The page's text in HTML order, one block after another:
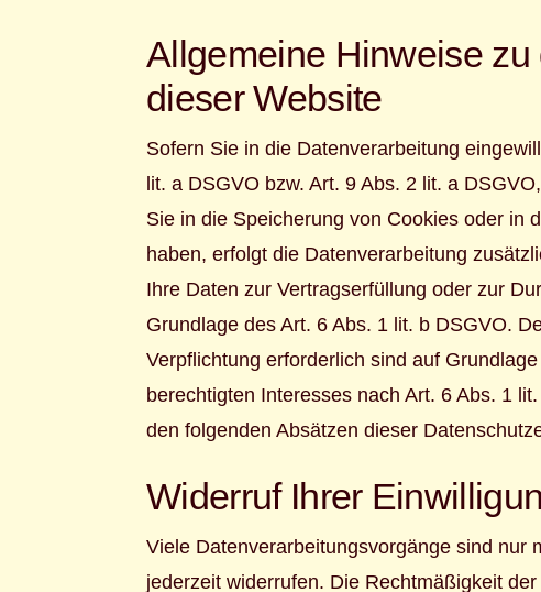
Allgemeine Hinweise
dieser Website
Sofern Sie in die Datenverarbeitung
lit. a DSGVO bzw. Art. 9 Abs. 2 lit. a
Sie in die Speicherung von Cookies oder in
haben, erfolgt die Datenverarbeitung
Ihre Daten zur Vertragserfüllung oder zur
Grundlage des Art. 6 Abs. 1 lit. b DSGVO.
Verpflichtung erforderlich sind auf
berechtigten Interesses nach Art. 6 Abs. 1
den folgenden Absätzen dieser
Widerruf Ihrer
Viele Datenverarbeitungsvorgänge sind nur
jederzeit widerrufen. Die Rechtmäßigkeit